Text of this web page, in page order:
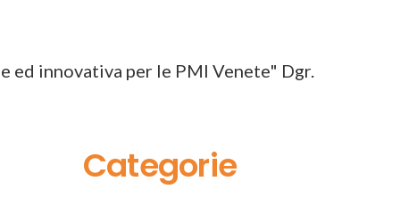
ed innovativa per le PMI Venete" Dgr.
Categorie